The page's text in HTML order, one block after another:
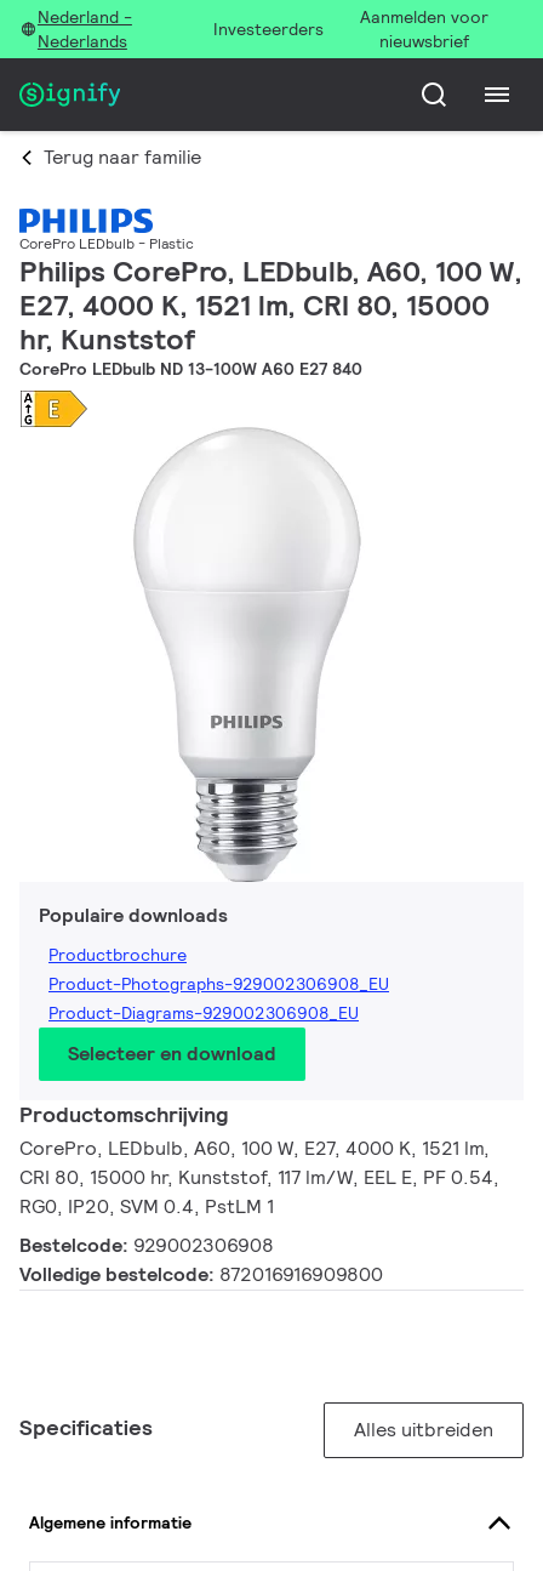
Nederland -
Nederlands
Investeerders
Aanmelden voor
nieuwsbrief
Terug naar familie
CorePro LEDbulb - Plastic
Philips CorePro, LEDbulb, A60, 100 W,
E27, 4000 K, 1521 lm, CRI 80, 15000
hr, Kunststof
CorePro LEDbulb ND 13-100W A60 E27 840
Populaire downloads
Productbrochure
Product-Photographs-929002306908_EU
Product-Diagrams-929002306908_EU
Selecteer en download
Productomschrijving
CorePro, LEDbulb, A60, 100 W, E27, 4000 K, 1521 lm,
CRI 80, 15000 hr, Kunststof, 117 lm/W, EEL E, PF 0.54,
RG0, IP20, SVM 0.4, PstLM 1
Bestelcode: 929002306908
Volledige bestelcode: 872016916909800
Specificaties Alles uitbreiden
Algemene informatie